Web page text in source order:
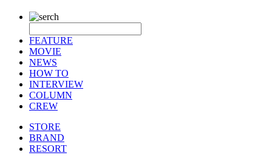
FEATURE
MOVIE
NEWS
HOW TO
INTERVIEW
COLUMN
CREW
STORE
BRAND
RESORT